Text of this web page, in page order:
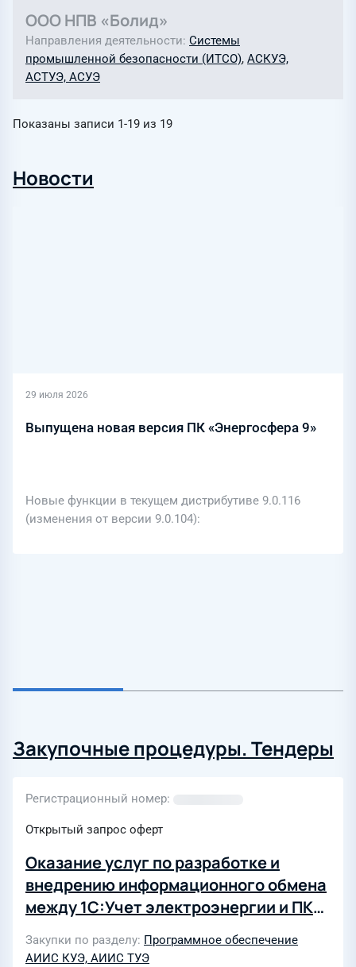
ООО НПВ «Болид»
Направления деятельности Системы
промышленной безопасности (ИТСО), АСКУЭ,
АСТУЭ, АСУЭ
Показаны записи 1-19 из 19
Новости
29 июля 2026
Выпущена новая версия ПК «Энергосфера 9»
Новые функции в текущем дистрибутиве 9.0.116
(изменения от версии 9.0.104):
Закупочные процедуры. Тендеры
Регистрационный номер
Открытый запрос оферт
Оказание услуг по разработке и
внедрению информационного обмена
между 1С:Учет электроэнергии и ПК
"Энергосфера" с последующим
предоставлением данных
Закупки по разделу Программное обеспечение
АИИС КУЭ, АИИС ТУЭ